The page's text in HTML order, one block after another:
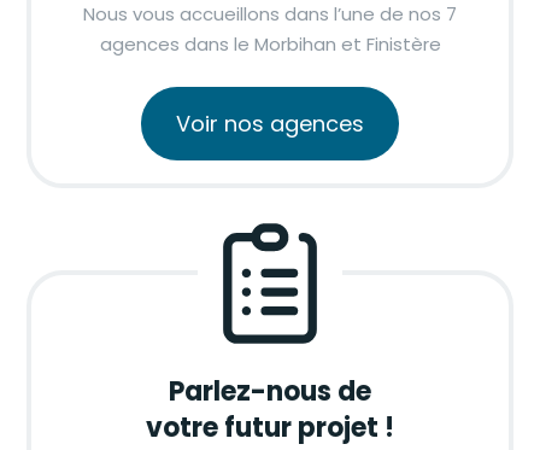
Nous vous accueillons dans l’une de nos 7
agences dans le Morbihan et Finistère
Voir nos agences
Parlez-nous de
votre futur projet !